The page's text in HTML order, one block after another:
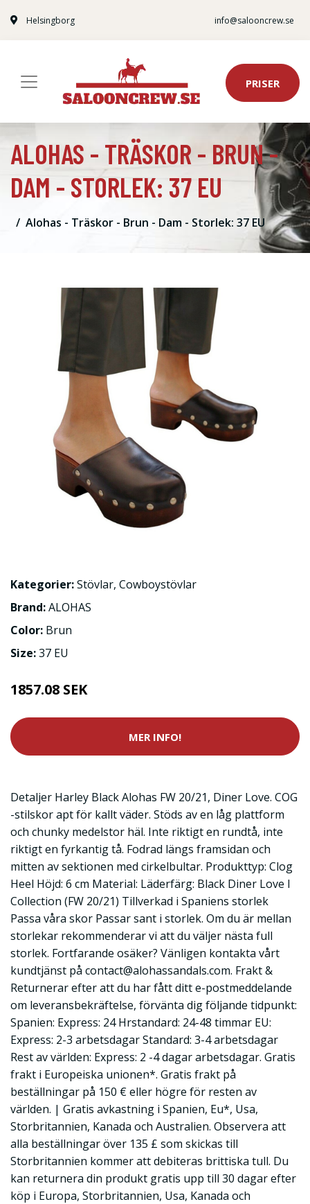
Helsingborg info@salooncrew.se
PRISER
ALOHAS - TRÄSKOR - BRUN -
DAM - STORLEK: 37 EU
Alohas - Träskor - Brun - Dam - Storlek: 37 EU
Kategorier:Stövlar, Cowboystövlar
Brand:ALOHAS
Color: Brun
Size:37 EU
1857.08 SEK
MER INFO!
Detaljer Harley Black Alohas FW 20/21, Diner Love. COG
-stilskor apt för kallt väder. Stöds av en låg plattform
och chunky medelstor häl. Inte riktigt en rundtå, inte
riktigt en fyrkantig tå. Fodrad längs framsidan och
mitten av sektionen med cirkelbultar. Produkttyp: Clog
Heel Höjd: 6 cm Material: Läderfärg: Black Diner Love I
Collection (FW 20/21) Tillverkad i Spaniens storlek
Passa våra skor Passar sant i storlek. Om du är mellan
storlekar rekommenderar vi att du väljer nästa full
storlek. Fortfarande osäker? Vänligen kontakta vårt
kundtjänst på contact@alohassandals.com. Frakt &
Returnerar efter att du har fått ditt e-postmeddelande
om leveransbekräftelse, förvänta dig följande tidpunkt:
Spanien: Express: 24 Hrstandard: 24-48 timmar EU:
Express: 2-3 arbetsdagar Standard: 3-4 arbetsdagar
Rest av världen: Express: 2 -4 dagar arbetsdagar. Gratis
frakt i Europeiska unionen*. Gratis frakt på
beställningar på 150 € eller högre för resten av
världen. | Gratis avkastning i Spanien, Eu*, Usa,
Storbritannien, Kanada och Australien. Observera att
alla beställningar över 135 £ som skickas till
Storbritannien kommer att debiteras brittiska tull. Du
kan returnera din produkt gratis upp till 30 dagar efter
köp i Europa, Storbritannien, Usa, Kanada och